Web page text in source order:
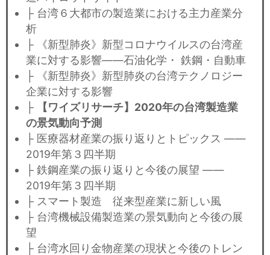
├ 台湾６大都市の製造業における主力産業分
析
├ 《新型肺炎》新型コロナウイルスの台湾産
業に対する影響——石油化学・ 鉄鋼・自動車
├ 《新型肺炎》新型肺炎の台湾テクノロジー
企業に対する影響
├
【ワイズリサーチ】2020年の台湾製造業
の景気動向予測
├ 医療器材産業の振り返りとトピックス ——
2019年第３四半期
├ 鉄鋼産業の振り返りと今後の展望 ——
2019年第３四半期
├ スマート製造 従来型産業に新しい風
├ 台湾機械設備製造業の景気動向と今後の展
望
├ 台湾水回り金物産業の現状と今後のトレン